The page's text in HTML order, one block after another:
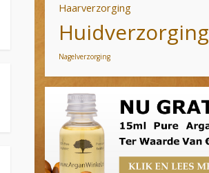
Haarverzorging
Huidverzorging
Nagelverzorging